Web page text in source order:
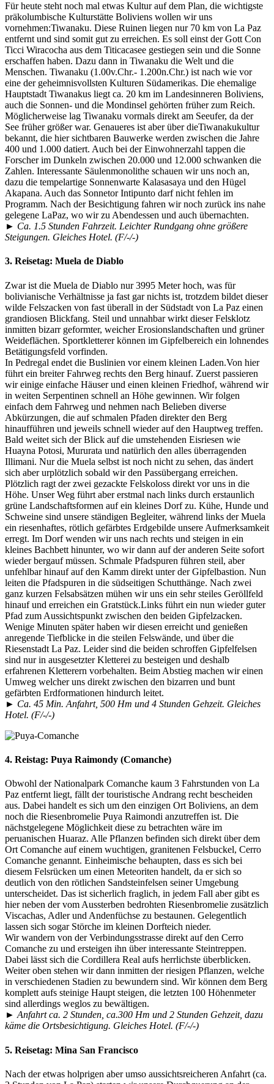
Für heute steht noch mal etwas Kultur auf dem Plan, die wichtigste
präkolumbische Kulturstätte Boliviens wollen wir uns
vornehmen:Tiwanaku. Diese Ruinen liegen nur 70 km von La Paz
entfernt und sind somit gut zu erreichen. Es soll einst der Gott Con
Ticci Wiracocha aus dem Titicacasee gestiegen sein und die Sonne
erschaffen haben. Dazu dann in Tiwanaku die Welt und die
Menschen. Tiwanaku (1.00v.Chr.- 1.200n.Chr.) ist nach wie vor
eine der geheimnisvollsten Kulturen Südamerikas. Die ehemalige
Hauptstadt Tiwanakus liegt ca. 20 km im Landesinneren Boliviens,
auch die Sonnen- und die Mondinsel gehörten früher zum Reich.
Möglicherweise lag Tiwanaku vormals direkt am Seeufer, da der
See früher größer war. Genaueres ist aber über dieTiwanakukultur
bekannt, die hier sichtbaren Bauwerke werden zwischen die Jahre
400 und 1.000 datiert. Auch bei der Einwohnerzahl tappen die
Forscher im Dunkeln zwischen 20.000 und 12.000 schwanken die
Zahlen. Interessante Säulenmonolithe schauen wir uns noch an,
dazu die tempelartige Sonnenwarte Kalasasaya und den Hügel
Akapana. Auch das Sonnetor Intipunto darf nicht fehlen im
Programm. Nach der Besichtigung fahren wir noch zurück ins nahe
gelegene LaPaz, wo wir zu Abendessen und auch übernachten.
► Ca. 1.5 Stunden Fahrzeit. Leichter Rundgang ohne größere
Steigungen. Gleiches Hotel. (F/-/-)
3. Reisetag: Muela de Diablo
Zwar ist die Muela de Diablo nur 3995 Meter hoch, was für
bolivianische Verhältnisse ja fast gar nichts ist, trotzdem bildet dieser
wilde Felszacken von fast überall in der Südstadt von La Paz einen
grandiosen Blickfang. Steil und unnahbar wirkt dieser Felsklotz
inmitten bizarr geformter, weicher Erosionslandschaften und grüner
Weideflächen. Sportkletterer können im Gipfelbereich ein lohnendes
Betätigungsfeld vorfinden.
In Pedregal endet die Buslinien vor einem kleinen Laden.Von hier
führt ein breiter Fahrweg rechts den Berg hinauf. Zuerst passieren
wir einige einfache Häuser und einen kleinen Friedhof, während wir
in weiten Serpentinen schnell an Höhe gewinnen. Wir folgen
einfach dem Fahrweg und nehmen nach Belieben diverse
Abkürzungen, die auf schmalen Pfaden direkter den Berg
hinaufführen und jeweils schnell wieder auf den Hauptweg treffen.
Bald weitet sich der Blick auf die umstehenden Eisriesen wie
Huayna Potosi, Mururata und natürlich den alles überragenden
Illimani. Nur die Muela selbst ist noch nicht zu sehen, das ändert
sich aber urplötzlich sobald wir den Passübergang erreichen.
Plötzlich ragt der zwei gezackte Felskoloss direkt vor uns in die
Höhe. Unser Weg führt aber erstmal nach links durch erstaunlich
grüne Landschaftsformen auf ein kleines Dorf zu. Kühe, Hunde und
Schweine sind unsere ständigen Begleiter, während links der Muela
ein riesenhaftes, rötlich gefärbtes Erdgebilde unsere Aufmerksamkeit
erregt. Im Dorf wenden wir uns nach rechts und steigen in ein
kleines Bachbett hinunter, wo wir dann auf der anderen Seite sofort
wieder bergauf müssen. Schmale Pfadspuren führen steil, aber
unfehlbar hinauf auf den Kamm direkt unter der Gipfelbastion. Nun
leiten die Pfadspuren in die südseitigen Schutthänge. Nach zwei
ganz kurzen Felsabsätzen mühen wir uns ein sehr steiles Geröllfeld
hinauf und erreichen ein Gratstück.Links führt ein nun wieder guter
Pfad zum Aussichtspunkt zwischen den beiden Gipfelzacken.
Wenige Minuten später haben wir diesen erreicht und genießen
anregende Tiefblicke in die steilen Felswände, und über die
Riesenstadt La Paz. Leider sind die beiden schroffen Gipfelfelsen
sind nur in ausgesetzter Kletterei zu besteigen und deshalb
erfahrenen Kletterern vorbehalten. Beim Abstieg machen wir einen
Umweg welcher uns direkt zwischen den bizarren und bunt
gefärbten Erdformationen hindurch leitet.
► Ca. 45 Min. Anfahrt, 500 Hm und 4 Stunden Gehzeit. Gleiches
Hotel. (F/-/-)
4. Reistag: Puya Raimondy (Comanche)
Obwohl der Nationalpark Comanche kaum 3 Fahrstunden von La
Paz entfernt liegt, fällt der touristische Andrang recht bescheiden
aus. Dabei handelt es sich um den einzigen Ort Boliviens, an dem
noch die Riesenbromelie Puya Raimondi anzutreffen ist. Die
nächstgelegene Möglichkeit diese zu betrachten wäre im
peruanischen Huaraz. Alle Pflanzen befinden sich direkt über dem
Ort Comanche auf einem wuchtigen, granitenen Felsbuckel, Cerro
Comanche genannt. Einheimische behaupten, dass es sich bei
diesem Felsrücken um einen Meteoriten handelt, da er sich so
deutlich von den rötlichen Sandsteinfelsen seiner Umgebung
unterscheidet. Das ist sicherlich fraglich, in jedem Fall aber gibt es
hier neben der vom Aussterben bedrohten Riesenbromelie zusätzlich
Viscachas, Adler und Andenfüchse zu bestaunen. Gelegentlich
lassen sich sogar Störche im kleinen Dorfteich nieder.
Wir wandern von der Verbindungsstrasse direkt auf den Cerro
Comanche zu und ersteigen ihn über interessante Steintreppen.
Dabei lässt sich die Cordillera Real aufs herrlichste überblicken.
Weiter oben stehen wir dann inmitten der riesigen Pflanzen, welche
in verschiedenen Stadien zu bewundern sind. Wir können dem Berg
komplett aufs steinige Haupt steigen, die letzten 100 Höhenmeter
sind allerdings weglos zu bewältigen.
► Anfahrt ca. 2 Stunden, ca.300 Hm und 2 Stunden Gehzeit, dazu
käme die Ortsbesichtigung. Gleiches Hotel. (F/-/-)
5. Reisetag: Mina San Francisco
Nach der etwas holprigen aber umso aussichtsreicheren Anfahrt (ca.